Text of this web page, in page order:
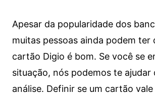
Apesar da popularidade dos
muitas pessoas ainda podem ter
cartão Digio é bom. Se você se
situação, nós podemos te ajudar
análise. Definir se um cartão vale